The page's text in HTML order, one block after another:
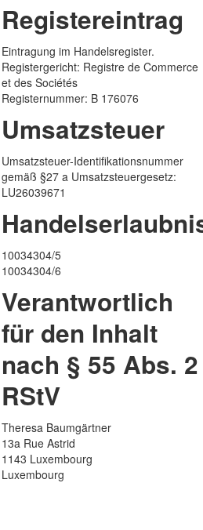
Registereintrag
Eintragung im Handelsregister.
Registergericht: Registre de Commerce
et des Sociétés
Registernummer: B 176076
Umsatzsteuer
Umsatzsteuer-Identifikationsnummer
gemäß §27 a Umsatzsteuergesetz:
LU26039671
10034304/5
10034304/6
Verantwortlich
für den Inhalt
nach § 55 Abs. 2
RStV
Theresa Baumgärtner
13a Rue Astrid
1143 Luxembourg
Luxembourg